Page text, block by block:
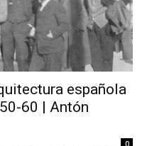
española
60 | Antón
0